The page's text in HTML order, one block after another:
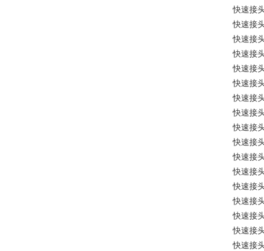
快速接
快速接
快速接
快速接
快速接
快速接
快速接
快速接
快速接
快速接
快速接
快速接
快速接
快速接
快速接
快速接
快速接